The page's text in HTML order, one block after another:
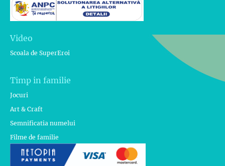
Video
Scoala de SuperEroi
Timp in familie
Jocuri
Art & Craft
Semnificatia numelui
Filme de familie